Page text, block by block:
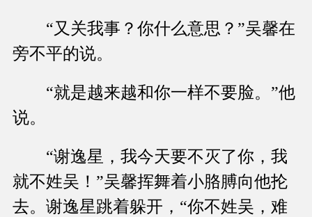
“又关我事？你什么意思？”吴馨在
旁不平的说。
“就是越来越和你一样不要脸。”他
说。
“谢逸星，我今天要不灭了你，我
就不姓吴！”吴馨挥舞着小胳膊向他抡
去。谢逸星跳着躲开，“你不姓吴，难